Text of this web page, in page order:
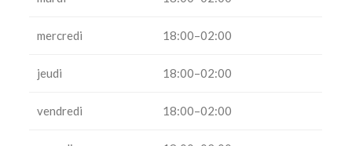
mercredi 18:00–02:00
jeudi 18:00–02:00
vendredi 18:00–02:00